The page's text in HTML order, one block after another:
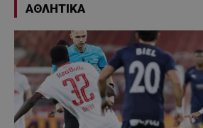
ΑΘΛΗΤΙΚΑ